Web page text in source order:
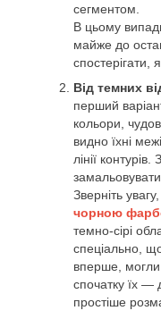
сегментом.
В цьому
майже до
спостерігати,
Від темних
перший
кольори,
видно їхні
лінії
замальовувати
Зверніть
чорною
темно-сірі
спеціально,
вперше, могли
спочатку їх —
простіше